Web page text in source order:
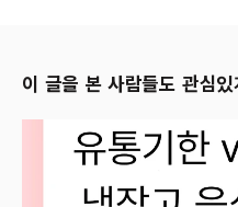
이 글을 본 사람들도 관심